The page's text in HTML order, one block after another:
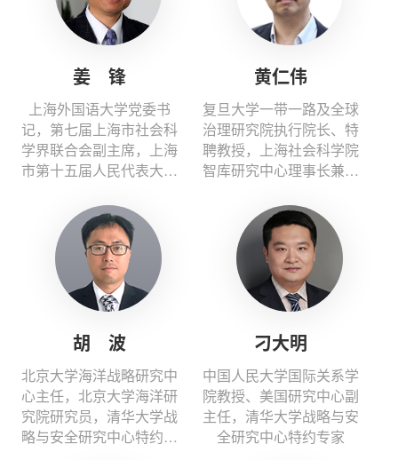
姜 锋
上海外国语大学党委书
记，第七届上海市社会科
学界联合会副主席，上海
市第十五届人民代表大会
黄仁伟
复旦大学一带一路及全球
治理研究院执行院长、特
聘教授，上海社会科学院
智库研究中心理事长兼主
研究中心学术委员
胡 波
北京大学海洋战略研究中
心主任，北京大学海洋研
究院研究员，清华大学战
略与安全研究中心特约专
刁大明
中国人民大学国际关系学
院教授、美国研究中心副
主任，清华大学战略与安
全研究中心特约专家